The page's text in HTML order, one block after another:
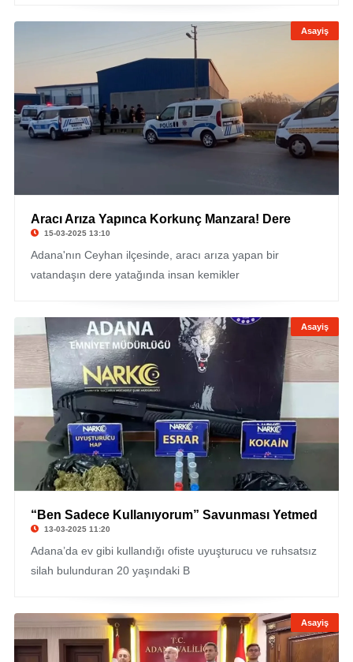
Asayiş
Aracı Arıza Yapınca Korkunç Manzara! Dere
15-03-2025 13:10
Adana'nın Ceyhan ilçesinde, aracı arıza yapan bir
vatandaşın dere yatağında insan kemikler
Asayiş
“Ben Sadece Kullanıyorum” Savunması Yetmed
13-03-2025 11:20
Adana’da ev gibi kullandığı ofiste uyuşturucu ve ruhsatsız
silah bulunduran 20 yaşındaki B
Asayiş